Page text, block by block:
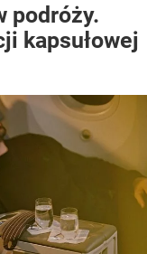
podróży.
kapsułowej